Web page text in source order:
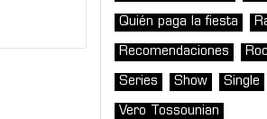
Quién paga la fiesta
Recomendaciones
Series Show Single
Vero Tossounian